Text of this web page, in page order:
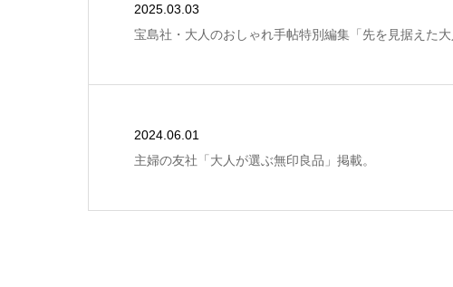
2025.03.03
宝島社・大人のおしゃれ手帖特別編集「先を見据えた大
2024.06.01
主婦の友社「大人が選ぶ無印良品」掲載。